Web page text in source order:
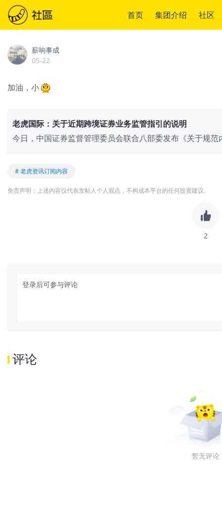
首页 集团介绍 社区
薪响事成
05-22
加油，小
老虎国际：关于近期跨境证券业务监管指引的说明
今日，中国证券监督管理委员会联合八部委发布《关于规
# 老虎资讯订阅内容
免责声明：上述内容仅代表发帖人个人观点，不构成本平台的任何投资建议。
2
登录后可参与评论
评论
暂无评论